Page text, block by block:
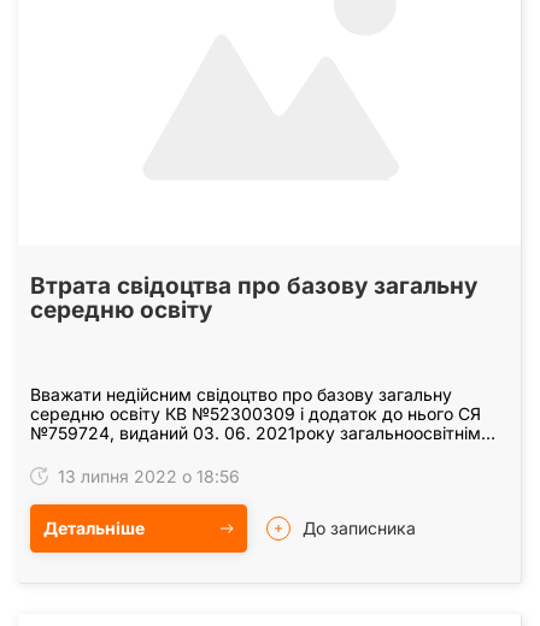
Втрата свідоцтва про базову загальну
середню освіту
Вважати недійсним свідоцтво про базову загальну
середню освіту КВ №52300309 і додаток до нього СЯ
№759724, виданий 03. 06. 2021року загальноосвітнім
13 липня 2022 о 18:56
Детальніше До записника